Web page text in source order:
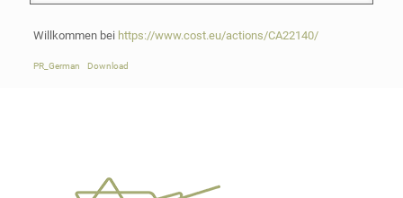
Willkommen bei https://www.cost.eu/actions/CA22140/
PR_German Download